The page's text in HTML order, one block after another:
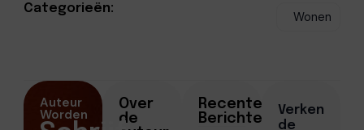
Categorieën:
Wonen
Over
de
Recente
Berichten
Verken
de
Auteur
Worden